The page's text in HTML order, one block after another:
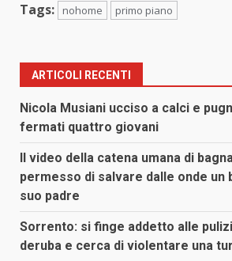
Tags: nohome primo piano
ARTICOLI RECENTI
Nicola Musiani ucciso a calci e
fermati quattro giovani
Il video della catena umana di
permesso di salvare dalle onde un
suo padre
Sorrento: si finge addetto alle
deruba e cerca di violentare una